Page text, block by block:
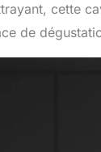
cette
de